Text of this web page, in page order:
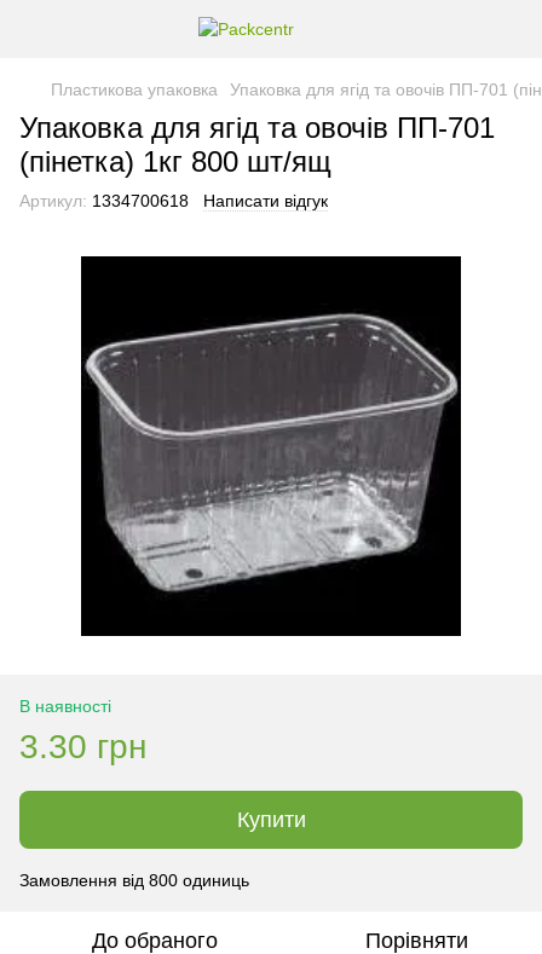
Пластикова упаковка Упаковка для ягід та овочів ПП-701
Упаковка для ягід та овочів ПП-701
(пінетка) 1кг 800 шт/ящ
Артикул: 1334700618 Написати відгук
В наявності
3.30 грн
Купити
Замовлення від 800 одиниць
До обраного Порівняти